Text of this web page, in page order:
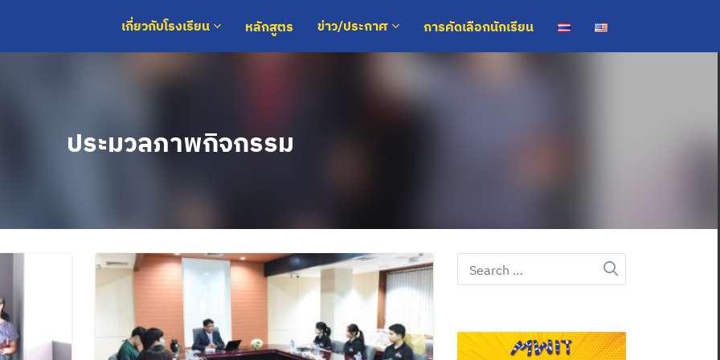
เกี่ยวกับโรงเรียน หลักสูตร ข่าว/ประกาศ การคัดเลือกนักเรียน
ประมวลภาพกิจกรรม
Search
for: